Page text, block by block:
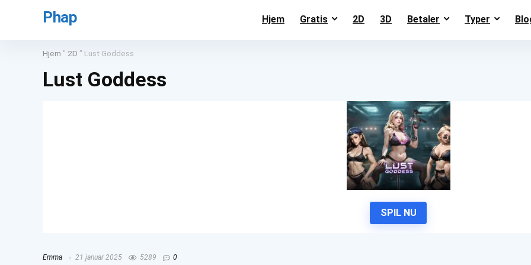
Phap Hjem Gratis 2D 3D Betaler Typer
Hjem " 2D " Lust Goddess
Lust Goddess
SPIL NU
Emma 21 januar 2025 5289 0